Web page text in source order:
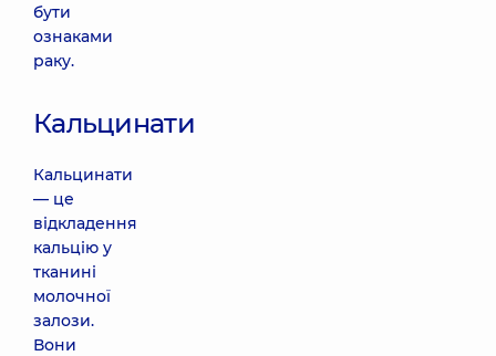
бути
ознаками
раку.
Кальцинати
Кальцинати
— це
відкладення
кальцію у
тканині
молочної
залози.
Вони